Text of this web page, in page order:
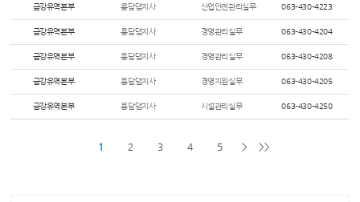
금강유역본부 용담댐지사 산업안전관리실무 063-430-4223
금강유역본부 용담댐지사 경영관리실무 063-430-4204
금강유역본부 용담댐지사 경영관리실무 063-430-4208
금강유역본부 용담댐지사 경영지원실무 063-430-4205
금강유역본부 용담댐지사 시설관리실무 063-430-4250
1 2 3 4 5 > >>